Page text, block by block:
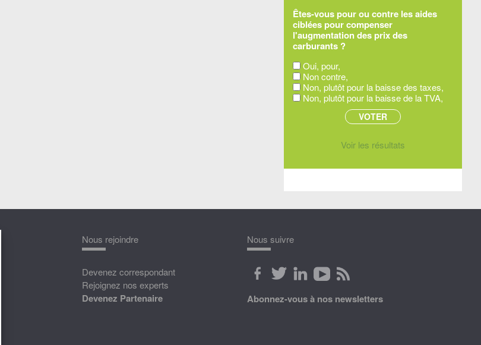
Êtes-vous pour ou contre les aides
ciblées pour compenser
l'augmentation des prix des
carburants ?
Oui, pour,
Non contre,
Non, plutôt pour la baisse des taxes,
Non, plutôt pour la baisse de la TVA,
Voir les résultats
Nous rejoindre
Devenez correspondant
Rejoignez nos experts
Devenez Partenaire
Nous suivre
Abonnez-vous à nos newsletters